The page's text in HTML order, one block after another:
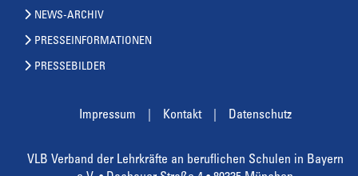
NEWS-ARCHIV
PRESSEINFORMATIONEN
PRESSEBILDER
Impressum Kontakt Datenschutz
VLB Verband der Lehrkräfte an beruflichen Schulen in Bayern